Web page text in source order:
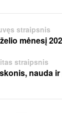
straipsnis
mėnesį
straipsnis
nauda